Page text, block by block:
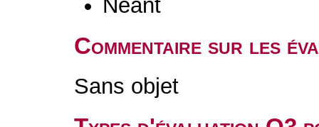
Néant
Commentaire sur les
Sans objet